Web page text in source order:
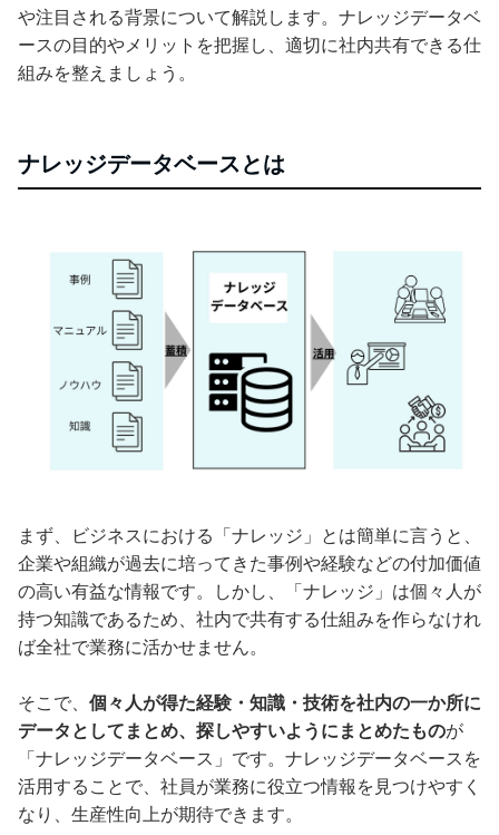
や注目される背景について解説します。ナレッジデータベ
ースの目的やメリットを把握し、適切に社内共有できる仕
組みを整えましょう。
ナレッジデータベースとは
まず、ビジネスにおける「ナレッジ」とは簡単に言うと、
企業や組織が過去に培ってきた事例や経験などの付加価値
の高い有益な情報です。しかし、「ナレッジ」は個々人が
持つ知識であるため、社内で共有する仕組みを作らなけれ
ば全社で業務に活かせません。
そこで、 個々人が得た経験・知識・技術を社内の一か所に
データとしてまとめ、探しやすいようにまとめたものが
「ナレッジデータベース」です。ナレッジデータベースを
活用することで、社員が業務に役立つ情報を見つけやすく
なり、生産性向上が期待できます。